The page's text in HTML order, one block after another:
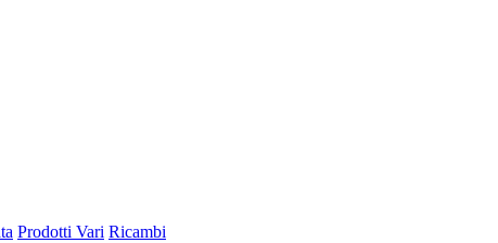
Prodotti Vari Ricambi